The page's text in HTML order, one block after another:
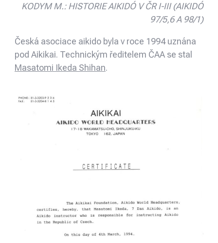
KODYM M.: HISTORIE AIKIDÓ V ČR I-III (AIKIDÓ
97/5,6 A 98/1)
Česká asociace aikido byla v roce 1994 uznána
pod Aikikai. Technickým ředitelem ČAA se stal
Masatomi Ikeda Shihan.